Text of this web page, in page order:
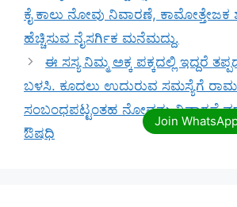
ಕೈ ಕಾಲು ನೋವು ನಿವಾರಣೆ, ಕಾಮೋತ್ತೇಜಕ
ಹೆಚ್ಚಿಸುವ ನೈಸರ್ಗಿಕ ಮನೆಮದ್ದು.
ಈ ಸಸ್ಯ ನಿಮ್ಮ ಅಕ್ಕ ಪಕ್ಕದಲ್ಲಿ ಇದ್ದರೆ
ಬಳಸಿ. ಕೂದಲು ಉದುರುವ ಸಮಸ್ಯೆಗೆ
ಸಂಬಂಧಪಟ್ಟಂತಹ ನೋವನ್ನು ನಿವಾರಣೆ
ಔಷಧಿ